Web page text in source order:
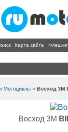
· Карта сайта · Флеш-
Мотоциклы > Восход 3М
Восход 3М